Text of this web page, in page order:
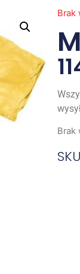
Brak
Brak